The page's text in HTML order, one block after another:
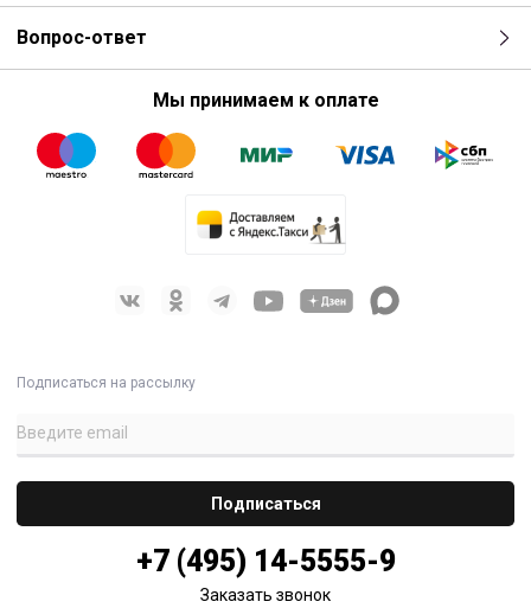
Вопрос-ответ
Мы принимаем к оплате
Подписаться на рассылку
+7 (495) 14-5555-9
Заказать звонок